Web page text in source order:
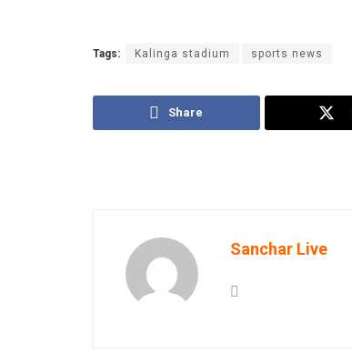
Tags: Kalinga stadium sports news
Share
Sanchar Live